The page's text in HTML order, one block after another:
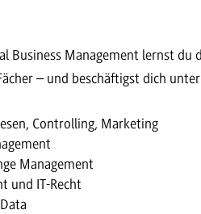
Business Management lernst
– und beschäftigst dich
Controlling, Marketing
Management
und IT-Recht